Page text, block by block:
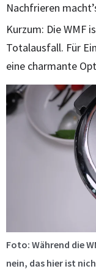
Nachfrieren
Kurzum: Die WMF
Totalausfall. Für
eine charmante
Foto: Während die
nein, das hier ist